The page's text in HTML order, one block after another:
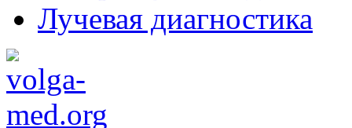
Лучевая диагностика